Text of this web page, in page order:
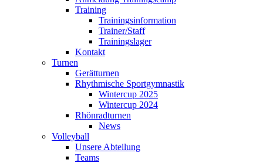
Training
Trainingsinformation
Trainer/Staff
Trainingslager
Kontakt
Turnen
Gerätturnen
Rhythmische Sportgymnastik
Wintercup 2025
Wintercup 2024
Rhönradturnen
News
Volleyball
Unsere Abteilung
Teams